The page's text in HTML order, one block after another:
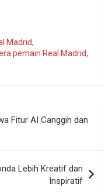
Madrid,
pemain Real Madrid,
Fitur AI Canggih dan
Lebih Kreatif dan
Inspiratif